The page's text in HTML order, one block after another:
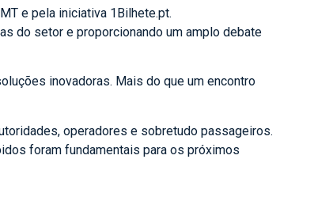
e pela iniciativa 1Bilhete.pt.
do setor e proporcionando um amplo debate
inovadoras. Mais do que um encontro
operadores e sobretudo passageiros.
foram fundamentais para os próximos